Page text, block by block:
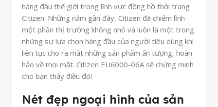
hàng đầu thế giới trong lĩnh vực đồng hồ thời trang
Citizen. Những năm gần đây, Citizen đã chiếm lĩnh
một phần thị trường không nhỏ và luôn là một trong
những sự lựa chọn hàng đầu của người tiêu dùng khi
liên tục cho ra mắt những sản phẩm ấn tượng, hoàn
hảo về mọi mặt. Citizen EU6000-06A sẽ chứng minh
cho bạn thấy điều đó!
Nét đẹp ngoại hình của sản